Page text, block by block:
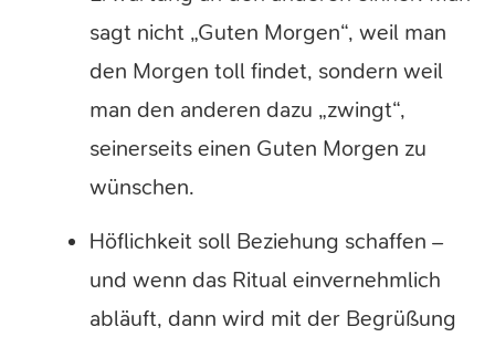
sagt nicht „Guten Morgen“, weil man
den Morgen toll findet, sondern weil
man den anderen dazu „zwingt“,
seinerseits einen Guten Morgen zu
wünschen.
Höflichkeit soll Beziehung schaffen –
und wenn das Ritual einvernehmlich
abläuft, dann wird mit der Begrüßung